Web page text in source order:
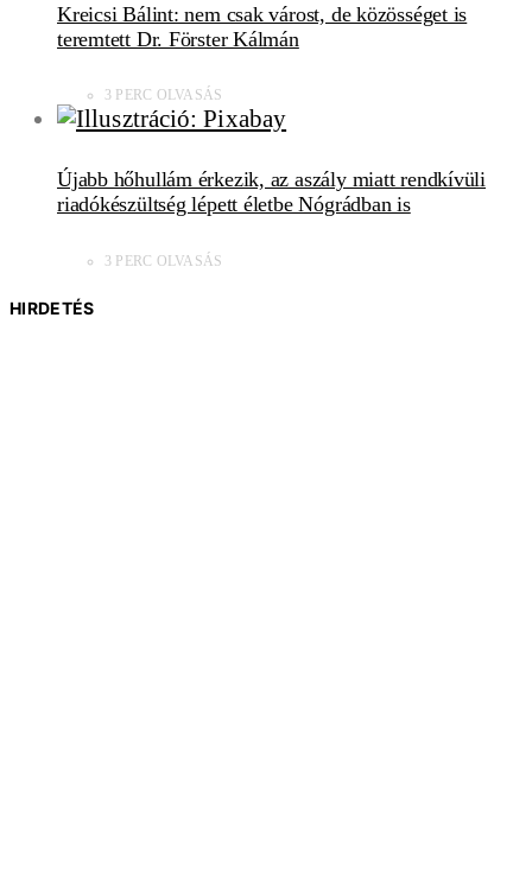
Kreicsi Bálint: nem csak várost, de közösséget is
teremtett Dr. Förster Kálmán
3 PERC OLVASÁS
Újabb hőhullám érkezik, az aszály miatt rendkívüli
riadókészültség lépett életbe Nógrádban is
3 PERC OLVASÁS
HIRDETÉS